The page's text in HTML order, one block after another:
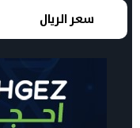
سعر الريال